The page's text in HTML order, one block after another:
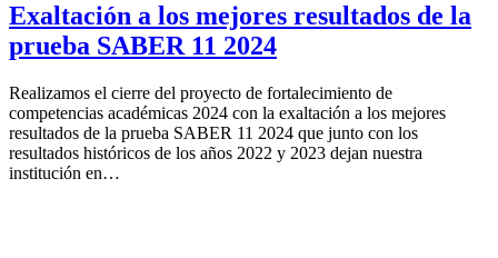
Exaltación a los mejores resultados de la
prueba SABER 11 2024
Realizamos el cierre del proyecto de fortalecimiento de
competencias académicas 2024 con la exaltación a los mejores
resultados de la prueba SABER 11 2024 que junto con los
resultados históricos de los años 2022 y 2023 dejan nuestra
institución en…